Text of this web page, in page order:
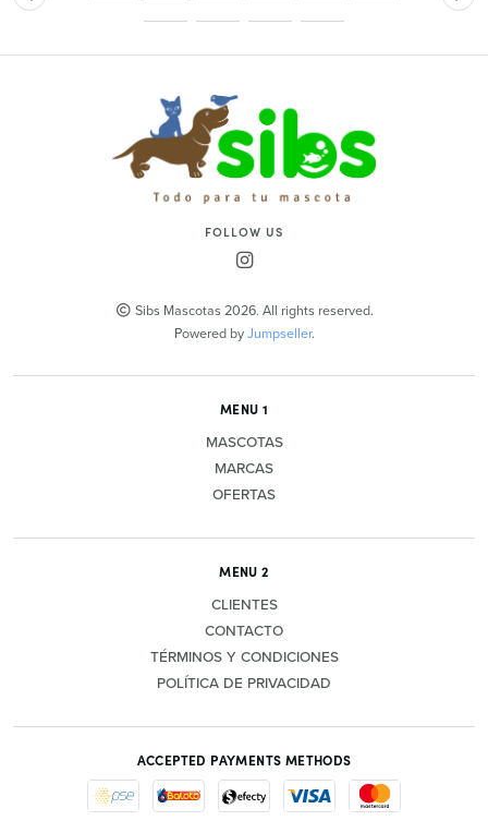
FOLLOW US
Sibs Mascotas 2026. All rights reserved.
Powered byJumpseller.
MENU 1
MASCOTAS
MARCAS
OFERTAS
MENU 2
CLIENTES
CONTACTO
TÉRMINOS Y CONDICIONES
POLÍTICA DE PRIVACIDAD
ACCEPTED PAYMENTS METHODS